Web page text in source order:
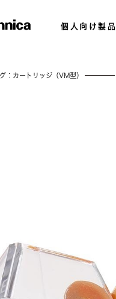
個人向け製品
：カートリッジ（VM型）